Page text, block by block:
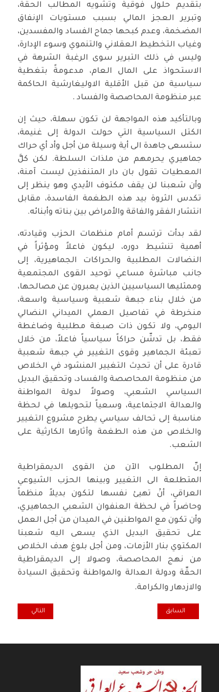
بتقديم حلول فوقية وتشويه المطالب الحقة،
وتبرير العجز المالي بسبب مستويات الإنفاق
المضخمة، وعدم كبحها جماح الفساد والمفسدين،
وغياب التخطيط العقلاني والتنموي وسوء الإدارة،
وليس في ذلك التبرير سوى الرغبة الشرهة في
الاستحواذ على المال العام، مدعومةً بتغطية
سياسية من قبل الأقلية الاوليغارشية الحاكمة
عبر منظومة المحاصصة والفساد .
وبالتأكيد هذه المواجهة لن تكون سهلة، حيث إن
الكتل السياسية التي حولت الدولة إلى غنيمة،
ستسعى جاهدة الى أية وسيلة من أجل وأد أي حراك
جماهيري يحرمهم من ملذات السلطة. لكن كلَّ
المعطيات تقول بان دار المتنفذين ليست آمنة،
وأن شعبنا لن يقف مكتوف الأيدي وهو ينظر إلى
تكدس الثروة بيد هذه الطغمة الفاسدة، مقابل
انتشار الفقر والفاقة والأمراض بين بناته وأبنائه.
لقد بدأت ترتسم أمام منظمات الحزب وقيادته،
أهمية تنشيط دوره، ليكون فاعلاً ومؤثراً في
النضالات المطلبية والحراكات الجماهيرية، إلى
جانب مباشرة مساعي توحيد القوى المجتمعية
وممثليها السياسيين الذين يعبرون عن مصالحها،
من خلال بناء جبهة شعبية وسياسية واسعة،
منخرطة في تفاصيل العملي الميداني النضالي
اليومي، ولا تكون ذات صبغة مطلبية وضاغطة
فقط، بل تدشّن حراكاً سياسياً فاعلاً، من خلال
تعبئة الجماهير وقوى التغيير في جبهة شعبية
قادرة على أن تحدِث التغيير المنشود في الخلاص
من منظومة المحاصصة والفساد، وتحقيق البديل
السياسي الشعبي، وصولاً لدولة المواطنة
والعدالة الاجتماعية، وسعياً لتحويلها في لحظة
مناسبة إلى تحالف سياسي يطرح مشروع التغيير
والخلاص من هذه الطغمة وآثارها الكارثية على
الشعب.
إنّ المطلوب الآن من القوى الديمقراطية
المتطلعة الى التغيير وبينها الحزب الشيوعي
العراقي، أنْ تهيئ نفسها لتكون بديلاً منظماً
وحاضراً في لحظة العنفوان الشعبي الجماهيري،
وأن تكون مع المواطنين في الميدان من أجل العمل
على تحقيق البديل الذي يسعى اليه شعبنا
المكتوي بنار الأزمات، ومن أجل بلوغ هدف الخلاص
من نهج المحاصصة، وصولا إلى الديمقراطية
الحقّة ودولة العدالة والمواطنة وتحقيق السيادة
والازدهار والكرامة.
المقال السابق: اللجنة المركزية للحزب الشيوعي العراقي: الرفيق حميد
السابق المقال التالي:
التالي